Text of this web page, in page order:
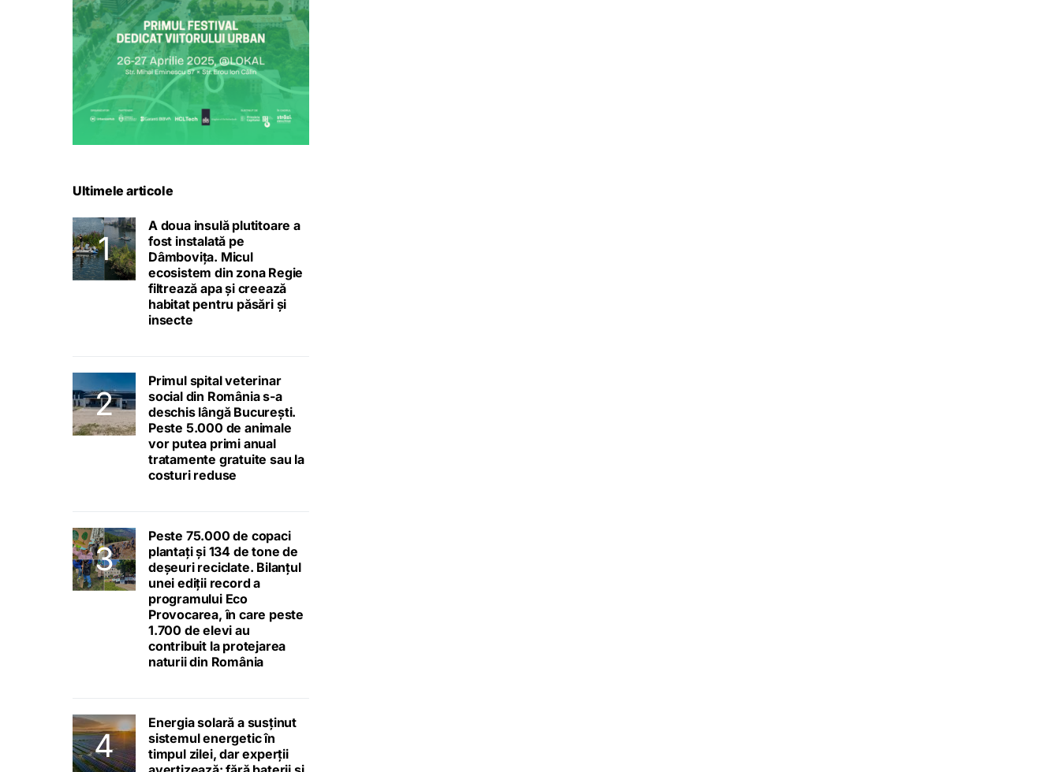
Ultimele articole
A doua insulă plutitoare a
fost instalată pe
Dâmbovița. Micul
ecosistem din zona Regie
filtrează apa și creează
habitat pentru păsări și
insecte
Primul spital veterinar
social din România s-a
deschis lângă București.
Peste 5.000 de animale
vor putea primi anual
tratamente gratuite sau la
costuri reduse
Peste 75.000 de copaci
plantați și 134 de tone de
deșeuri reciclate. Bilanțul
unei ediții record a
programului Eco
Provocarea, în care peste
1.700 de elevi au
contribuit la protejarea
naturii din România
Energia solară a susținut
sistemul energetic în
timpul zilei, dar experții